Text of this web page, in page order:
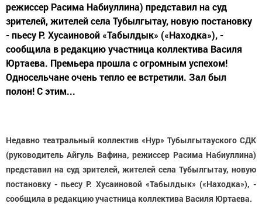
режиссер Расима Набиуллина) представил на суд
зрителей, жителей села Тубылгытау, новую постановку
- пьесу Р. Хусаиновой «Табылдык» («Находка»), -
сообщила в редакцию участница коллектива Василя
Юртаева. Премьера прошла с огромным успехом!
Односельчане очень тепло ее встретили. Зал был
полон! С этим...
Недавно театральный коллектив «Нур» Тубылгытауского СДК
(руководитель Айгуль Вафина, режиссер Расима Набиуллина)
представил на суд зрителей, жителей села Тубылгытау, новую
постановку - пьесу Р. Хусаиновой «Табылдык» («Находка»), -
сообщила в редакцию участница коллектива Василя Юртаева.